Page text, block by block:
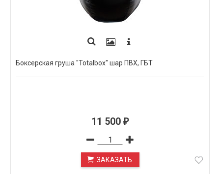
Боксерская груша "Totalbox" шар ПВХ, ГБТ
11 500 ₽
ЗАКАЗАТЬ